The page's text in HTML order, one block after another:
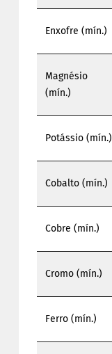
Enxofre (mín.)
Magnésio
(mín.)
Potássio (mín.)
Cobalto (mín.)
Cobre (mín.)
Cromo (mín.)
Ferro (mín.)